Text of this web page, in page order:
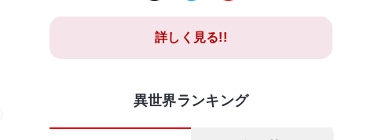
詳しく見る!!
異世界ランキング